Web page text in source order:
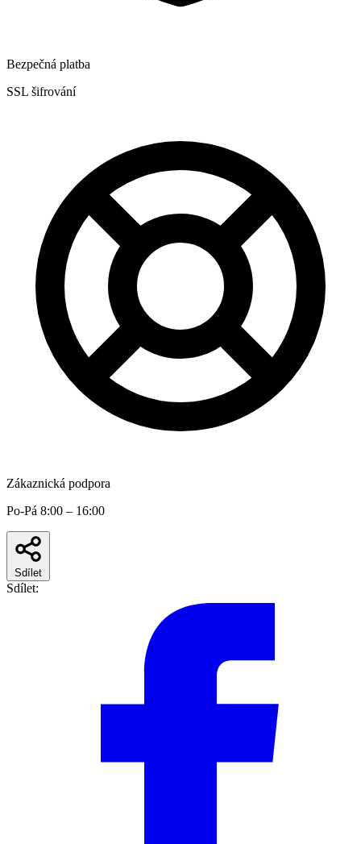
Bezpečná platba
SSL šifrování
Zákaznická podpora
Po-Pá 8:00 – 16:00
Sdílet
Sdílet: